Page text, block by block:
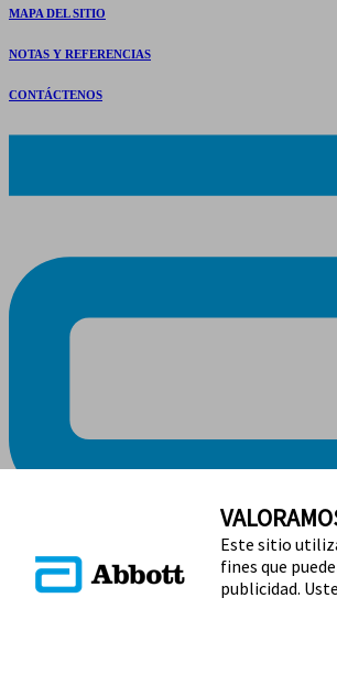
MAPA DEL SITIO
NOTAS Y REFERENCIAS
CONTÁCTENOS
Este sitio
fines que
publicidad.